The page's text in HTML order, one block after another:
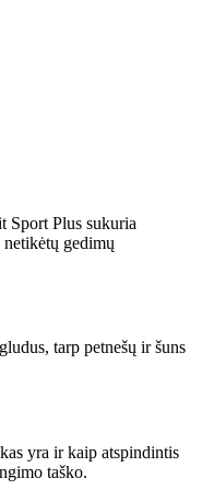
Sport Plus sukuria
gedimų
tarp petnešų ir šuns
yra ir kaip atspindintis
taško.